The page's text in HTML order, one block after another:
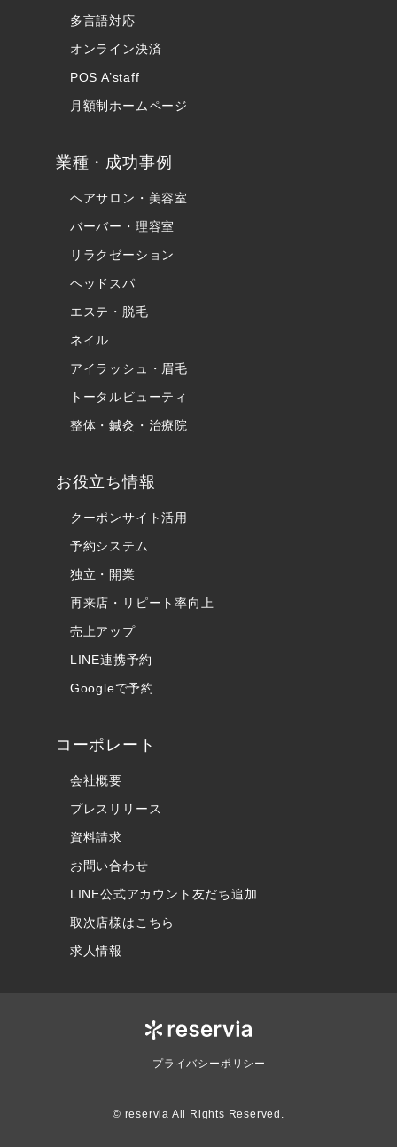
多言語対応
オンライン決済
POS A’staff
月額制ホームページ
業種・成功事例
ヘアサロン・美容室
バーバー・理容室
リラクゼーション
ヘッドスパ
エステ・脱毛
ネイル
アイラッシュ・眉毛
トータルビューティ
整体・鍼灸・治療院
お役立ち情報
クーポンサイト活用
予約システム
独立・開業
再来店・リピート率向上
売上アップ
LINE連携予約
Googleで予約
コーポレート
会社概要
プレスリリース
資料請求
お問い合わせ
LINE公式アカウント友だち追加
取次店様はこちら
求人情報
プライバシーポリシー
© reservia All Rights Reserved.